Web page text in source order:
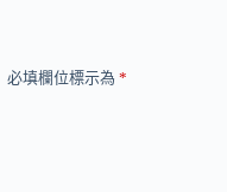
必填欄位標示為 *